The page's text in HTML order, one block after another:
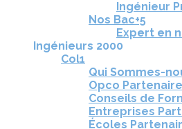
Ingénieur
Nos Bac+5
Expert en
Ingénieurs 2000
Col1
Qui Sommes-
Opco
Conseils de
Entreprises
Écoles